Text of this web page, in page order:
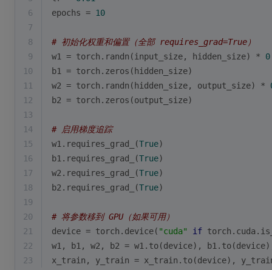
6
epochs = 10
7
8
# 初始化权重和偏置（全部 requires_grad=True）
9
w1 = torch.randn(input_size, hidden_size) *
10
b1 = torch.zeros(hidden_size)
11
w2 = torch.randn(hidden_size, output_size) *
12
b2 = torch.zeros(output_size)
13
14
# 启用梯度追踪
15
w1.requires_grad_(True)
16
b1.requires_grad_(True)
17
w2.requires_grad_(True)
18
b2.requires_grad_(True)
19
20
# 将参数移到 GPU（如果可用）
21
device = torch.device( "cuda" if
22
w1, b1, w2, b2 = w1.to(device),
23
x_train, y_train = x_train.to(device),